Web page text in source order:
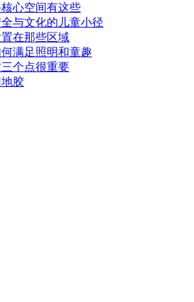
心空间有这些
与文化的儿童小径
在那些区域
满足照明和童趣
个点很重要
胶